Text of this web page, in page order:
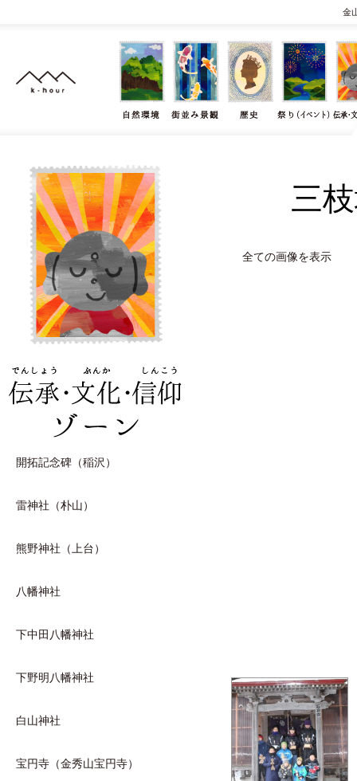
金
三
全ての画像を表示
開拓記念碑（稲沢）
雷神社（朴山）
熊野神社（上台）
八幡神社
下中田八幡神社
下野明八幡神社
白山神社
宝円寺（金秀山宝円寺）